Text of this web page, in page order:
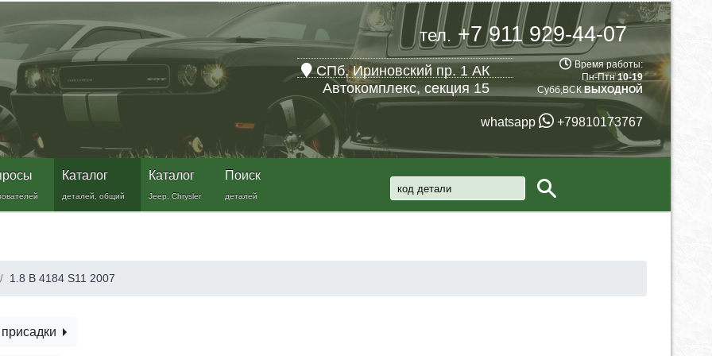
тел. +7 911 929-44-07
СПб, Ириновский пр. 1 АК
Автокомплекс, секция 15
Время работы:
Пн-Птн10-19
Субб,ВСКВЫХОДНОЙ
whatsapp +79810173767
Каталог
деталей, общий
Каталог
Jeep, Chrysler
Поиск
деталей
1.8 B 4184 S11 2007